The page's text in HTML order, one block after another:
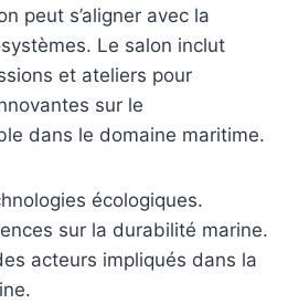
peut s’aligner avec la
Le salon inclut
et ateliers pour
sur le
dans le domaine maritime.
écologiques.
sur la durabilité marine.
acteurs impliqués dans la